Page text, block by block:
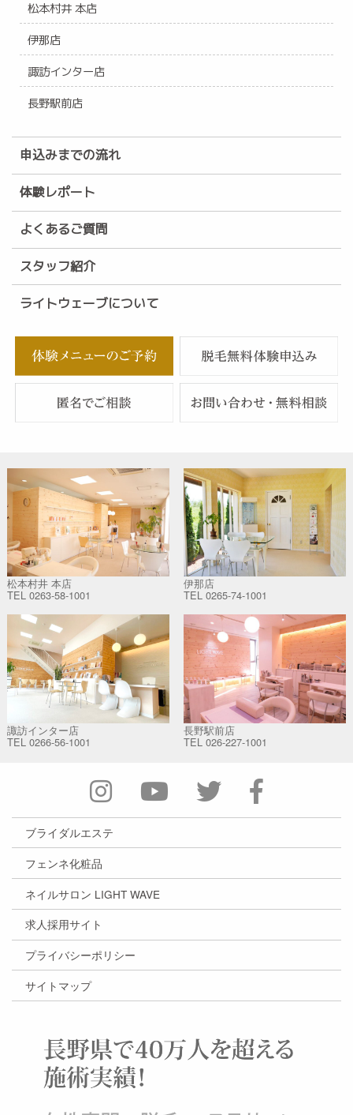
松本村井 本店
伊那店
諏訪インター店
長野駅前店
申込みまでの流れ
体験レポート
よくあるご質問
スタッフ紹介
ライトウェーブについて
松本村井 本店
TEL 0263-58-1001
伊那店
TEL 0265-74-1001
諏訪インター店
TEL 0266-56-1001
長野駅前店
TEL 026-227-1001
ブライダルエステ
フェンネ化粧品
ネイルサロン LIGHT WAVE
求人採用サイト
プライバシーポリシー
サイトマップ